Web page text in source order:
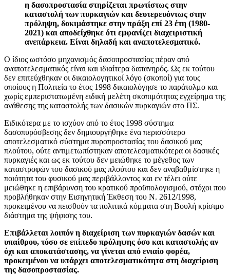
η δασοπροστασία στηρίζεται πρωτίστως στην
καταστολή των πυρκαγιών και δευτερευόντως στην
πρόληψη, δοκιμάστηκε στην πράξη επί 23 έτη (1980-
2021) και αποδείχθηκε ότι εμφανίζει διαχειριστική
ανεπάρκεια. Είναι δηλαδή και αναποτελεσματικό.
Ο ίδιος ωστόσο μηχανισμός δασοπροστασίας πέραν από
αναποτελεσματικός είναι και ιδιαίτερα δαπανηρός. Ως εκ τούτου
δεν επιτεύχθηκαν οι δικαιολογητικοί λόγο (σκοποί) για τους
οποίους η Πολιτεία το έτος 1998 δικαιολόγησε το παράτολμο και
χωρίς εμπεριστατωμένη ειδική μελέτη σκοπιμότητας εγχείρημα της
ανάθεσης της καταστολής των δασικών πυρκαγιών στο ΠΣ.
Ειδικότερα με το ισχύον από το έτος 1998 σύστημα
δασοπυρόσβεσης δεν δημιουργήθηκε ένα περισσότερο
αποτελεσματικό σύστημα πυροπροστασίας του δασικού μας
πλούτου, ούτε αντιμετωπίστηκαν αποτελεσματικότερα οι δασικές
πυρκαγιές και ως εκ τούτου δεν μειώθηκε το μέγεθος των
καταστροφών του δασικού μας πλούτου και δεν αναβαθμίστηκε η
ποιότητα του φυσικού μας περιβάλλοντος και εν τέλει ούτε
μειώθηκε η επιβάρυνση του κρατικού προϋπολογισμού, στόχοι που
προβλήθηκαν στην Εισηγητική Έκθεση του Ν. 2612/1998,
προκειμένου να πεισθούν τα πολιτικά κόμματα στη Βουλή κρίσιμο
διάστημα της ψήφισης του.
Επιβάλλεται λοιπόν η διαχείριση των πυρκαγιών δασών και
υπαίθρου, τόσο σε επίπεδο πρόληψης όσο και καταστολής αν
όχι και αποκατάστασης, να γίνεται από ενιαίο φορέα,
προκειμένου να υπάρχει αποτελεσματικότητα στη διαχείριση
της δασοπροστασίας.